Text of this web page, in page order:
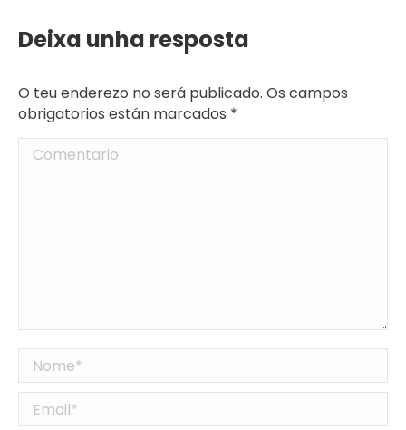
Deixa unha resposta
O teu enderezo no será publicado. Os campos
obrigatorios están marcados *
Comentario
Nome *
Email *